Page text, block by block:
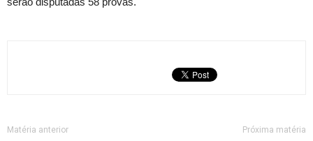
Matéria anterior Próxima matéria